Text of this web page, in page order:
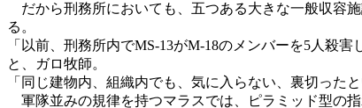
だから刑務所においても、五つある大きな一般収容
る。
「以前、刑務所内でMS-13がM-18のメンバーを5人殺
と、ガロ牧師。
「同じ建物内、組織内でも、気に入らない、裏切った
軍隊並みの規律を持つマラスでは、ピラミッド型の